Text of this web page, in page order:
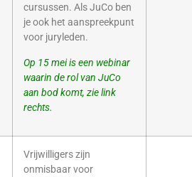
cursussen. Als JuCo ben
je ook het aanspreekpunt
voor juryleden.
Op 15 mei is een webinar
waarin de rol van JuCo
aan bod komt, zie link
rechts.
Vrijwilligers zijn
onmisbaar voor